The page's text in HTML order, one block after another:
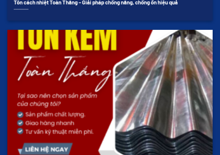
Tôn cách nhiệt Toàn Thắng – Giải pháp chống nắng, chống ồn hiệu quả